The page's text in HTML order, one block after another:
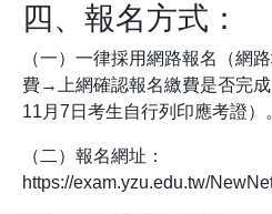
四、報名方式：
（一）一律採用網路報名（網
費→上網確認報名繳費是否完
11月7日考生自行列印應考證）
（二）報名網址：
https://exam.yzu.edu.tw/